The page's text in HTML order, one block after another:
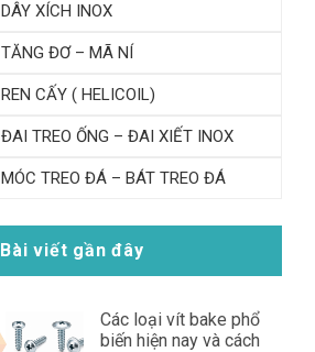
DÂY XÍCH INOX
TĂNG ĐƠ – MÃ NÍ
REN CẤY ( HELICOIL)
ĐAI TREO ỐNG – ĐAI XIẾT INOX
MÓC TREO ĐÁ – BÁT TREO ĐÁ
Bài viết gần đây
Các loại vít bake phổ
biến hiện nay và cách